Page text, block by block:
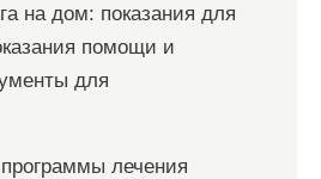
на дом: показания для
помощи и
для
лечения